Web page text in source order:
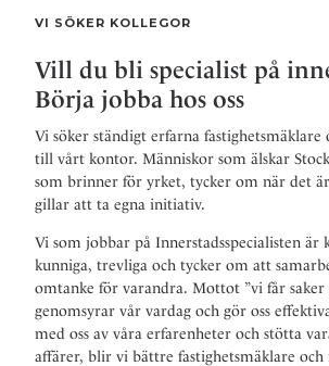
VI SÖKER KOLLEGOR
Vill du bli specialist på
Börja jobba hos oss
Vi söker ständigt erfarna fastighetsmäklare
till vårt kontor. Människor som älskar
som brinner för yrket, tycker om när det
gillar att ta egna initiativ.
Vi som jobbar på Innerstadsspecialisten är
kunniga, trevliga och tycker om att
omtanke för varandra. Mottot ”vi får saker
genomsyrar vår vardag och gör oss
med oss av våra erfarenheter och stötta
affärer, blir vi bättre fastighetsmäklare och